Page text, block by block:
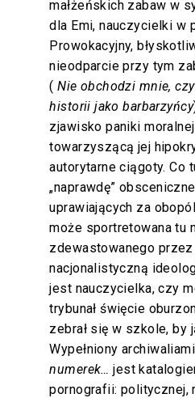
małżeńskich zabaw w
dla Emi, nauczycielki w
Prowokacyjny,
nieodparcie przy tym
(Nie obchodzi mnie,
historii jako barbarzyńcy
zjawisko paniki
towarzyszącą jej
autorytarne ciągoty. Co
„naprawdę”
uprawiających za
może sportretowana tu
zdewastowanego
nacjonalistyczną
jest nauczycielka, czy
trybunał święcie
zebrał się w szkole, by
Wypełniony archiwaliami
numerek… jest
pornografii: politycznej,